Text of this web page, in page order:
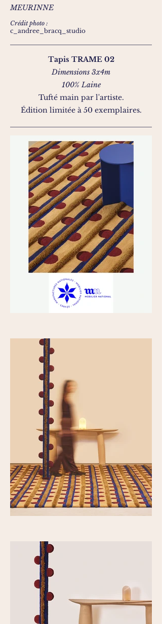
MEURINNE
Crédit photo :
c_andree_bracq_studio
Tapis TRAME 02
Dimensions 3x4m
100% Laine
Tufté main par l'artiste.
Édition limitée à 50 exemplaires.